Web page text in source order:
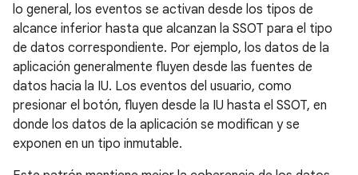
lo general, los eventos se activan desde los tipos de
alcance inferior hasta que alcanzan la SSOT para el tipo
de datos correspondiente. Por ejemplo, los datos de la
aplicación generalmente fluyen desde las fuentes de
datos hacia la IU. Los eventos del usuario, como
presionar el botón, fluyen desde la IU hasta el SSOT, en
donde los datos de la aplicación se modifican y se
exponen en un tipo inmutable.